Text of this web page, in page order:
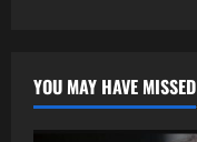
YOU MAY HAVE MISSED